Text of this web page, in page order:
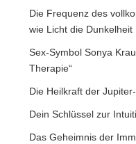
Die Frequenz des
wie Licht die Dunkelheit
Sex-Symbol Sonya
Therapie“
Die Heilkraft der
Dein Schlüssel zur
Das Geheimnis der